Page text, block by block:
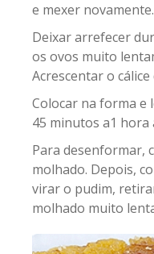
e mexer novamente.
Deixar arrefecer
os ovos muito
Acrescentar o
Colocar na forma e
45 minutos a1
Para desenformar,
molhado. Depois,
virar o pudim,
molhado muito